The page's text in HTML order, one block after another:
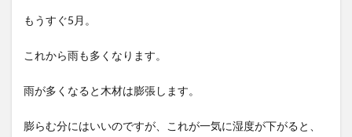
もうすぐ5月。
これから雨も多くなります。
雨が多くなると木材は膨張します。
膨らむ分にはいいのですが、これが一気に湿度が下がると、